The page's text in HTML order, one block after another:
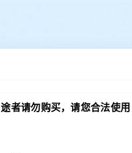
者请勿购买，请您合法使用